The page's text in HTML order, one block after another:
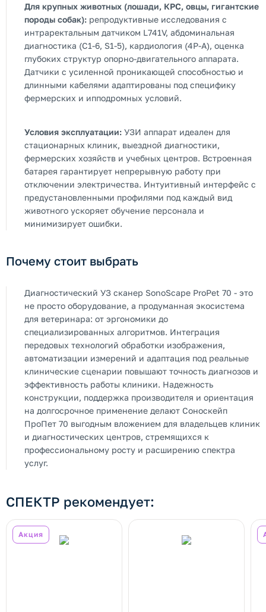
Для крупных животных (лошади, КРС, овцы, гигантские
породы собак): репродуктивные исследования с
интраректальным датчиком L741V, абдоминальная
диагностика (C1-6, S1-5), кардиология (4P-A), оценка
глубоких структур опорно-двигательного аппарата.
Датчики с усиленной проникающей способностью и
длинными кабелями адаптированы под специфику
фермерских и ипподромных условий.
Условия эксплуатации: УЗИ аппарат идеален для
стационарных клиник, выездной диагностики,
фермерских хозяйств и учебных центров. Встроенная
батарея гарантирует непрерывную работу при
отключении электричества. Интуитивный интерфейс с
предустановленными профилями под каждый вид
животного ускоряет обучение персонала и
минимизирует ошибки.
Почему стоит выбрать
Диагностический УЗ сканер SonoScape ProPet 70 - это
не просто оборудование, а продуманная экосистема
для ветеринара: от эргономики до
специализированных алгоритмов. Интеграция
передовых технологий обработки изображения,
автоматизации измерений и адаптация под реальные
клинические сценарии повышают точность диагнозов и
эффективность работы клиники. Надежность
конструкции, поддержка производителя и ориентация
на долгосрочное применение делают Соноскейп
ПроПет 70 выгодным вложением для владельцев клиник
и диагностических центров, стремящихся к
профессиональному росту и расширению спектра
услуг.
СПЕКТР рекомендует:
Акция